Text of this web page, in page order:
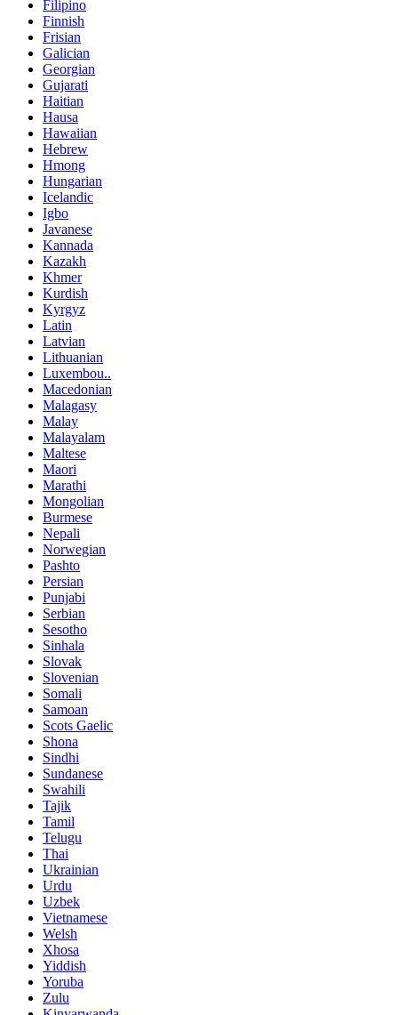
Filipino
Finnish
Frisian
Galician
Georgian
Gujarati
Haitian
Hausa
Hawaiian
Hebrew
Hmong
Hungarian
Icelandic
Igbo
Javanese
Kannada
Kazakh
Khmer
Kurdish
Kyrgyz
Latin
Latvian
Lithuanian
Luxembou..
Macedonian
Malagasy
Malay
Malayalam
Maltese
Maori
Marathi
Mongolian
Burmese
Nepali
Norwegian
Pashto
Persian
Punjabi
Serbian
Sesotho
Sinhala
Slovak
Slovenian
Somali
Samoan
Scots Gaelic
Shona
Sindhi
Sundanese
Swahili
Tajik
Tamil
Telugu
Thai
Ukrainian
Urdu
Uzbek
Vietnamese
Welsh
Xhosa
Yiddish
Yoruba
Zulu